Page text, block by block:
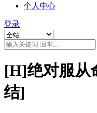
个人中心
登录
[H]绝对服从
结]